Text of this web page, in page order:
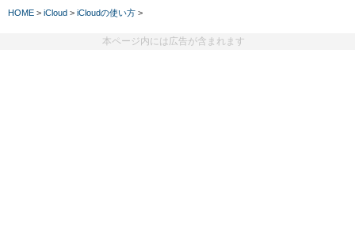
HOME > iCloud > iCloudの使い方 >
本ページ内には広告が含まれます